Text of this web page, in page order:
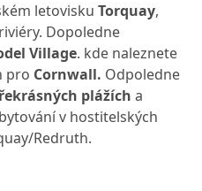
letovisku Torquay,
Dopoledne
Village. kde naleznete
pro Cornwall. Odpoledne
plážích a
v hostitelských
Redruth.